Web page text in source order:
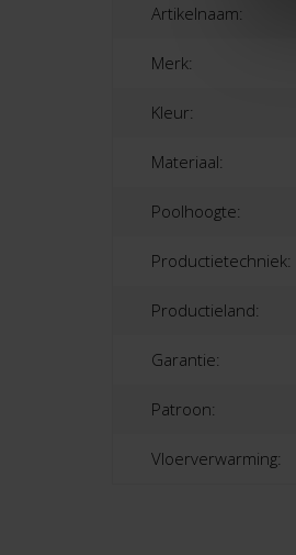
Artikelnaam:
Merk:
Kleur:
Materiaal:
Poolhoogte:
Productietechniek:
Productieland:
Garantie:
Patroon:
Vloerverwarming: